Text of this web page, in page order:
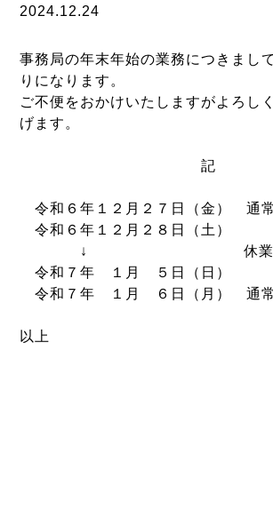
2024.12.24
事務局の年末年始の業務につきまし
りになります。
ご不便をおかけいたしますがよろし
げます。
記
令和６年１２月２７日（金） 通
令和６年１２月２８日（土）
↓ 休業
令和７年 １月 ５日（日）
令和７年 １月 ６日（月） 通常
以上